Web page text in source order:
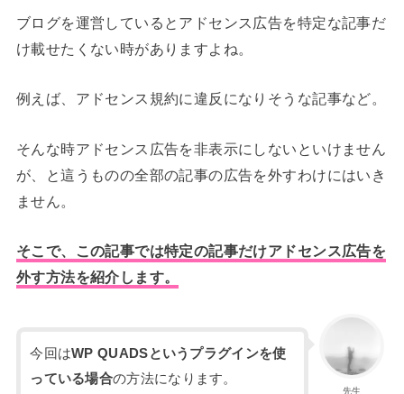
ブログを運営しているとアドセンス広告を特定な記事だ
け載せたくない時がありますよね。
例えば、アドセンス規約に違反になりそうな記事など。
そんな時アドセンス広告を非表示にしないといけません
が、と這うものの全部の記事の広告を外すわけにはいき
ません。
そこで、この記事では特定の記事だけアドセンス広告を
外す方法を紹介します。
先生
今回はWP QUADSというプラグインを使
っている場合の方法になります。